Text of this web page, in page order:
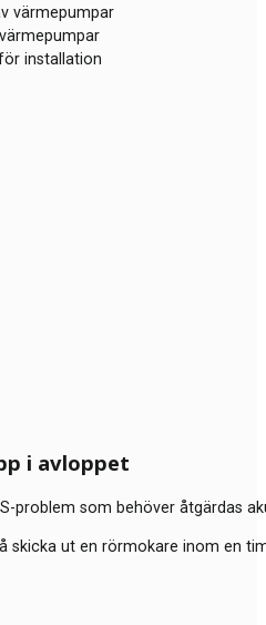
värmepumpar
installation
i avloppet
problem som behöver åtgärdas
skicka ut en rörmokare inom en